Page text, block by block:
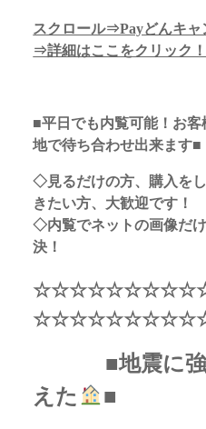
スクロール⇒Payどんキ
⇒詳細はここをクリック！
■平日でも内覧可能！お
地で待ち合わせ出来ます■
◇見るだけの方、購入を
きたい方、大歓迎です！
◇内覧でネットの画像だ
決！
■地震に
えた
■